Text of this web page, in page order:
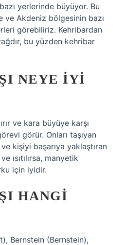
yerlerinde büyüyor. Bu
ve Akdeniz bölgesinin bazı
görebiliriz. Kehribardan
bu yüzden kehribar
NEYE IYI
ve kara büyüye karşı
görür. Onları taşıyan
kişiyi başarıya yaklaştıran
ısıtılırsa, manyetik
için iyidir.
HANGI
Bernstein (Bernstein),